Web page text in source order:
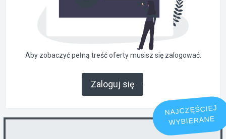
Aby zobaczyć pełną treść oferty musisz się zalogować.
Zaloguj się .
NAJCZĘŚCIEJ
WYBIERANE